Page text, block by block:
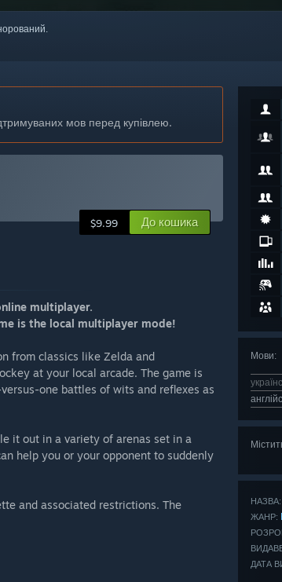
Мови:
НАЗВА:
ЖАНР:
ДАТА
мов перед купівлею.
$9.99 До кошика
multiplayer.
is the local multiplayer mode!
from classics like Zelda and
at your local arcade. The game is
one battles of wits and reflexes as
it out in a variety of arenas set in a
help you or your opponent to suddenly
and associated restrictions. The